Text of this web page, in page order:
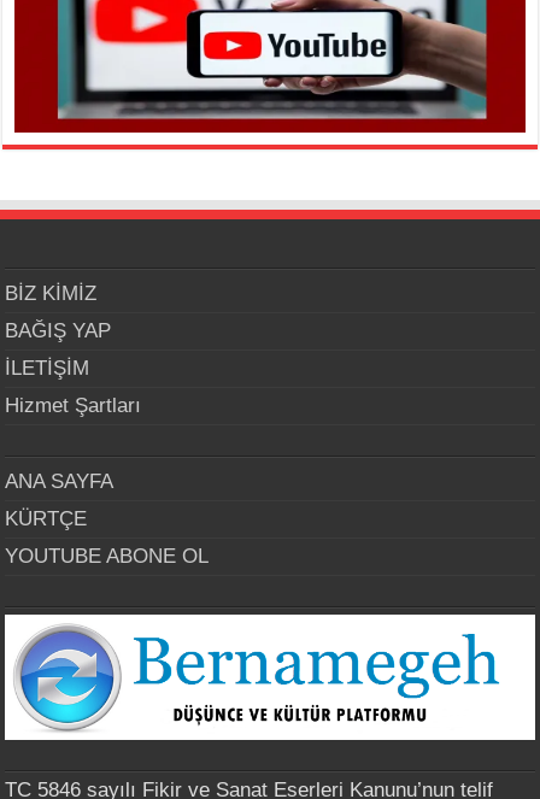
BİZ KİMİZ
BAĞIŞ YAP
İLETİŞİM
Hizmet Şartları
ANA SAYFA
KÜRTÇE
YOUTUBE ABONE OL
TC 5846 sayılı Fikir ve Sanat Eserleri Kanunu’nun telif